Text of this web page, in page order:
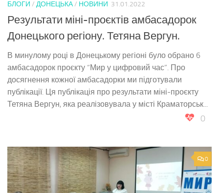
БЛОГИ / ДОНЕЦЬКА/ НОВИНИ 31.01.2022
Результати міні-проєктів амбасадорок
Донецького регіону. Тетяна Вергун.
В минулому році в Донецькому регіоні було обрано 6
амбасадорок проєкту “Мир у цифровий час”. Про
досягнення кожної амбасадорки ми підготували
публікації. Ця публікація про результати міні-проєкту
Тетяна Вергун, яка реалізовувала у місті Краматорськ...
0
0